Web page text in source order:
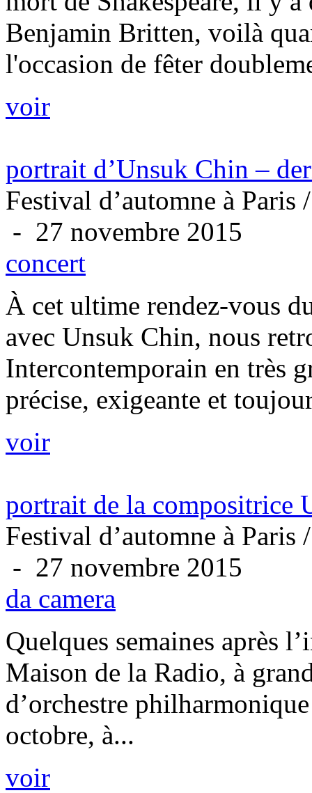
Benjamin Britten, voilà
l'occasion de fêter
voir
portrait d’Unsuk Chin –
Festival d’automne à Paris
- 27 novembre 2015
concert
À cet ultime rendez-vous
avec Unsuk Chin, nous
Intercontemporain en très
précise, exigeante et
voir
portrait de la compositrice
Festival d’automne à Paris
- 27 novembre 2015
da camera
Quelques semaines après
Maison de la Radio, à
d’orchestre
octobre, à...
voir